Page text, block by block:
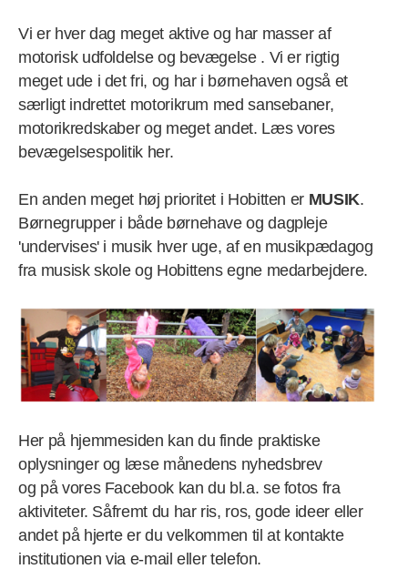
Vi er hver dag meget aktive og har masser af
motorisk udfoldelse og bevægelse . Vi er rigtig
meget ude i det fri, og har i børnehaven også et
særligt indrettet motorikrum med sansebaner,
motorikredskaber og meget andet. Læs vores
bevægelsespolitik her.
En anden meget høj prioritet i Hobitten er MUSIK.
Børnegrupper i både børnehave og dagpleje
'undervises' i musik hver uge, af en musikpædagog
fra musisk skole og Hobittens egne medarbejdere.
Her på hjemmesiden kan du finde praktiske
oplysninger og læse månedens nyhedsbrev
og på vores Facebook kan du bl.a. se fotos fra
aktiviteter. Såfremt du har ris, ros, gode ideer eller
andet på hjerte er du velkommen til at kontakte
institutionen via e-mail eller telefon.